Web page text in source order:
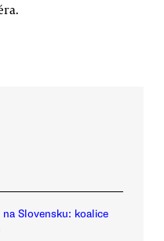
Slovensku: koalice